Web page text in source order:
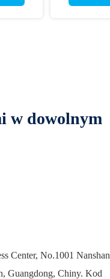
w dowolnym
Center, No.1001 Nanshan
Guangdong, Chiny. Kod